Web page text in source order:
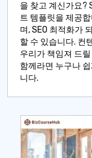
을 찾고 계신가요?
트 템플릿을 제공
며, SEO 최적화가
할 수 있습니다. 컨
우리가 책임져 드
함께라면 누구나
니다.